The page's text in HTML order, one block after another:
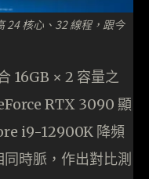
24 核心、32 線程，跟今
16GB × 2 容量之
RTX 3090 顯
i9-12900K 降頻
時脈，作出對比測